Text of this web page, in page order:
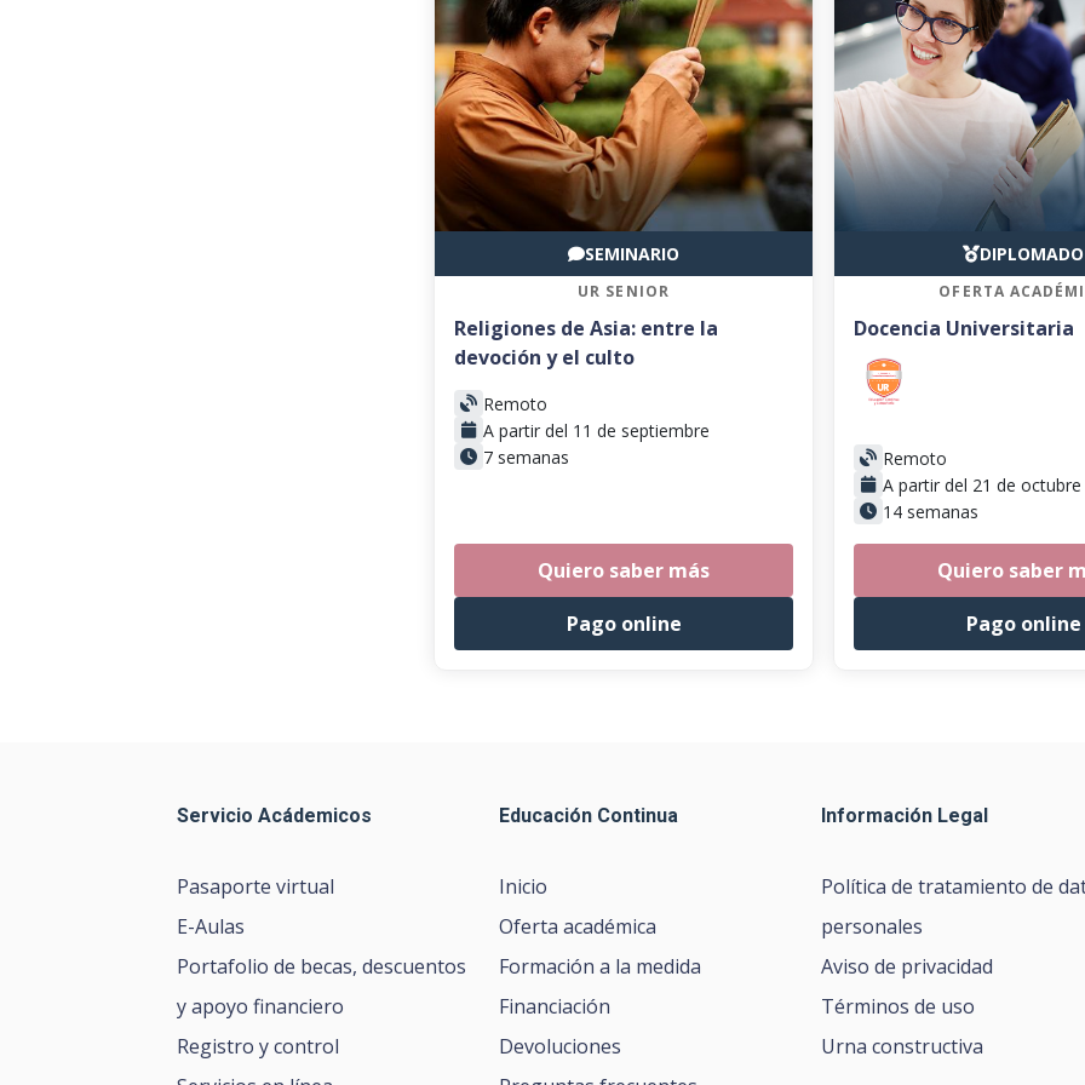
SEMINARIO
UR SENIOR
Religiones de Asia: entre la
devoción y el culto
Remoto
A partir del 11 de septiembre
7 semanas
Quiero saber más
Pago online
DIPLOMADO
OFERTA
Docencia Universitaria
Remoto
A partir del 21 de octubre
14 semanas
Quiero saber
Pago online
Servicio Acádemicos
Pasaporte virtual
E-Aulas
Portafolio de becas, descuentos
y apoyo financiero
Registro y control
Educación Continua
Inicio
Oferta académica
Formación a la medida
Financiación
Devoluciones
Información Legal
Política de tratamiento de
personales
Aviso de privacidad
Términos de uso
Urna constructiva